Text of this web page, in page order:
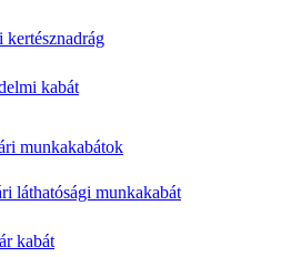
kertésznadrág
kabát
munkakabátok
láthatósági munkakabát
kabát